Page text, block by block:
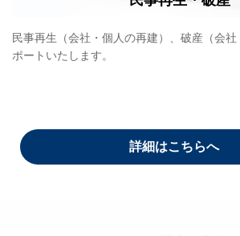
民事再生（会社・個人の再建）、破産（会
ポートいたします。
詳細はこちらへ